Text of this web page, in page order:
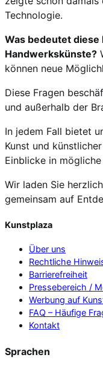
Technologie.
Was bedeutet
Handwerkskünste?
können neue
Diese Fragen
und außerhalb der
In jedem Fall bietet
Kunst und
Einblicke in
Wir laden Sie
gemeinsam auf
Kunstplaza
Über uns
Rechtliche
Barrierefreiheit
Pressebereich /
Werbung auf
FAQ – Häufige
Kontakt
Sprachen